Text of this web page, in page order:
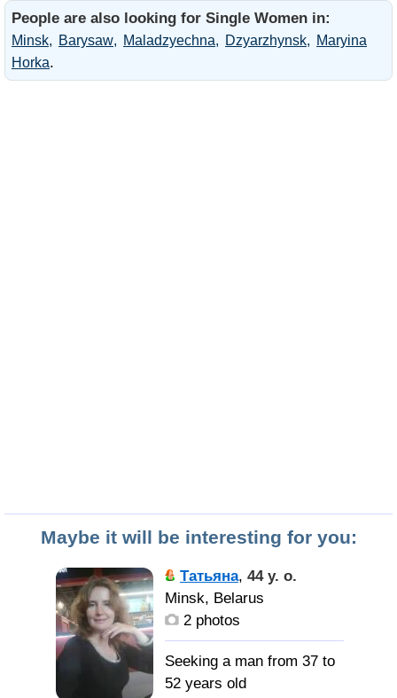
трудолюбивого,
увлечённого и
желательно всерьёз.
People are also looking for Single Women in:
Minsk Barysaw Maladzyechna Dzyarzhynsk
Maryina
Horka.
Maybe it will be interesting for you:
Татьяна, 44 y. o.
Minsk, Belarus
2 photos
Seeking a man from 37 to
52 years old